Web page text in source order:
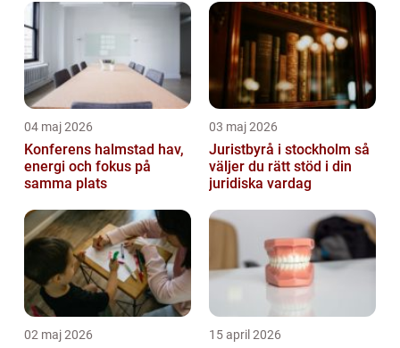
04 maj 2026
Konferens halmstad hav,
energi och fokus på
samma plats
03 maj 2026
Juristbyrå i stockholm så
väljer du rätt stöd i din
juridiska vardag
02 maj 2026 15 april 2026